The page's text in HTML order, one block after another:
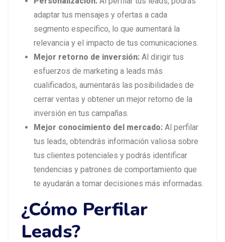
adaptar tus mensajes y ofertas a cada
segmento específico, lo que aumentará la
relevancia y el impacto de tus comunicaciones.
Mejor retorno de inversión: Al dirigir tus
esfuerzos de marketing a leads más
cualificados, aumentarás las posibilidades de
cerrar ventas y obtener un mejor retorno de la
inversión en tus campañas.
Mejor conocimiento del mercado: Al perfilar
tus leads, obtendrás información valiosa sobre
tus clientes potenciales y podrás identificar
tendencias y patrones de comportamiento que
te ayudarán a tomar decisiones más informadas.
¿Cómo Perfilar
Leads?